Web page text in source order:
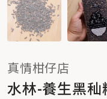
真情柑仔店
水林-養生黑